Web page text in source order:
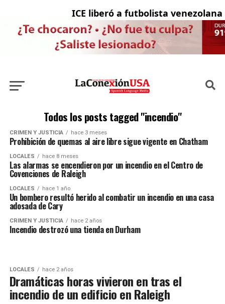
ICE liberó a futbolista
Todos los posts tagged "incendio"
CRIMEN Y JUSTICIA hace 3 meses
Prohibición de quemas al aire libre sigue vigente en Chatham
LOCALES hace 8 meses
Las alarmas se encendieron por un incendio en el Centro de
Covenciones de Raleigh
LOCALES hace 1 año
Un bombero resultó herido al combatir un incendio en una casa
adosada de Cary
CRIMEN Y JUSTICIA hace 2 años
Incendio destrozó una tienda en Durham
LOCALES hace 2 años
Dramáticas horas vivieron en tras el
incendio de un edificio en Raleigh